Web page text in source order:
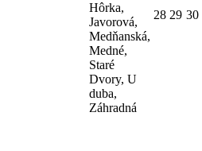
Hôrka,
Javorová,
Medňanská,
Medné,
Staré
Dvory, U
duba,
Záhradná
28 29 30